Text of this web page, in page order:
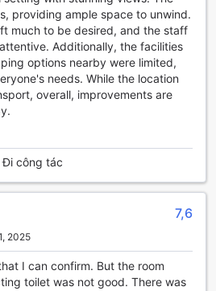
Kinugawa Onsen Kashobou
Fukumatsu tọa lạc ở Nikko,
cho du khách một loạt tiện nghi
kỳ nghỉ thoải mái. Khách sạn
không chỉ trong phòng mà còn cả
cộng, giúp du khách tiếp cận
hút thuốc, đảm bảo sự thoải mái
và không hút thuốc.
cung cấp dịch vụ lưu trữ hành lý,
lý hành lý của mình trong suốt
khách sạn cũng có máy bán
providing ample space to unwind.
much to be desired, and the staff
Additionally, the facilities
options nearby were limited,
needs. While the location
overall, improvements are
Đi công tác
7,6
2025
I can confirm. But the room
toilet was not good. There was